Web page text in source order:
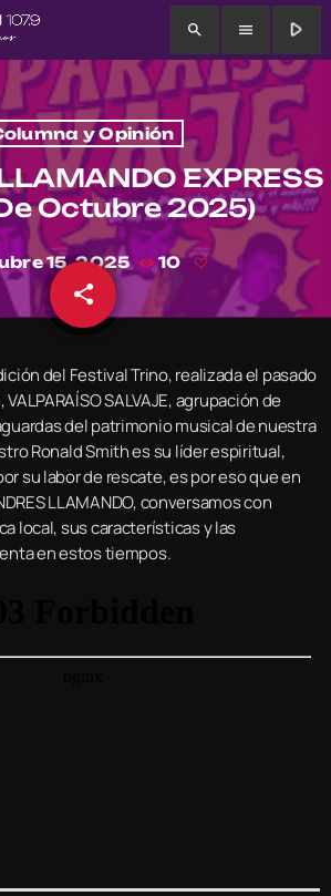
search menu play_arrow
y Opinión
EXPRESS
De Octubre 2025)
15, 2025 10
share
email
del Festival Trino, realizada el pasado
SALVAJE, agrupación de
del patrimonio musical de nuestra
Ronald Smith es su líder espiritual,
su labor de rescate, es por eso que en
LLAMANDO, conversamos con
local, sus características y las
en estos tiempos.